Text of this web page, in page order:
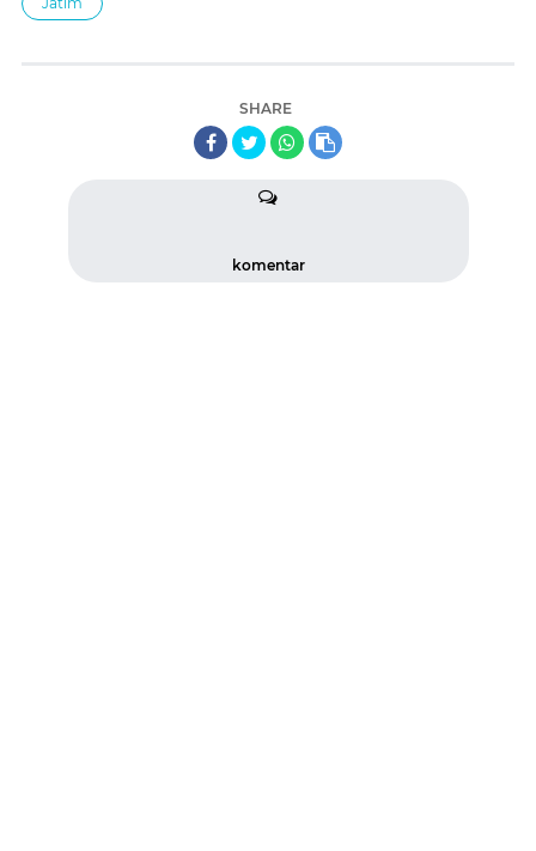
SHARE
komentar